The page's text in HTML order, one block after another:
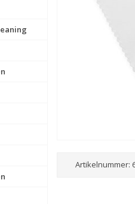
Artikelnummer: